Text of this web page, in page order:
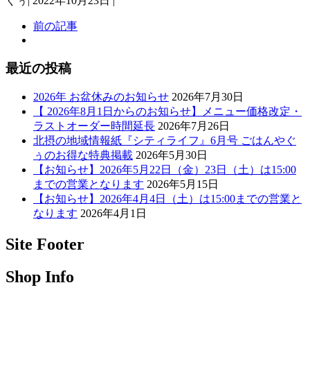
前の記事
最近の投稿
2026年 お盆休みのお知らせ 2026年7月30日
【 2026年8月1日からのお知らせ】メニュー価格改定・
ラストオーダー時間延長 2026年7月26日
北摂の地域情報紙『シティライフ』6月号 ごはんやぐ
ぅのお得な特典掲載 2026年5月30日
【お知らせ】2026年5月22日（金）23日（土）は15:00
までの営業となります 2026年5月15日
【お知らせ】2026年4月4日（土）は15:00までの営業と
なります 2026年4月1日
Site Footer
Shop Info